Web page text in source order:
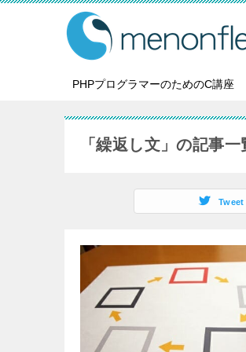
PHPプログラマーのためのC講座
「繰返し文」の記事一
Tweet